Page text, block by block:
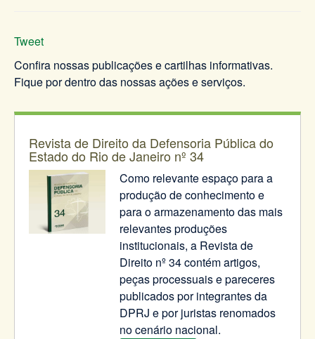
Tweet
Confira nossas publicações e cartilhas informativas.
Fique por dentro das nossas ações e serviços.
Revista de Direito da Defensoria Pública do
Estado do Rio de Janeiro nº 34
Como relevante espaço para a
produção de conhecimento e
para o armazenamento das mais
relevantes produções
institucionais, a Revista de
Direito nº 34 contém artigos,
peças processuais e pareceres
publicados por integrantes da
DPRJ e por juristas renomados
no cenário nacional.